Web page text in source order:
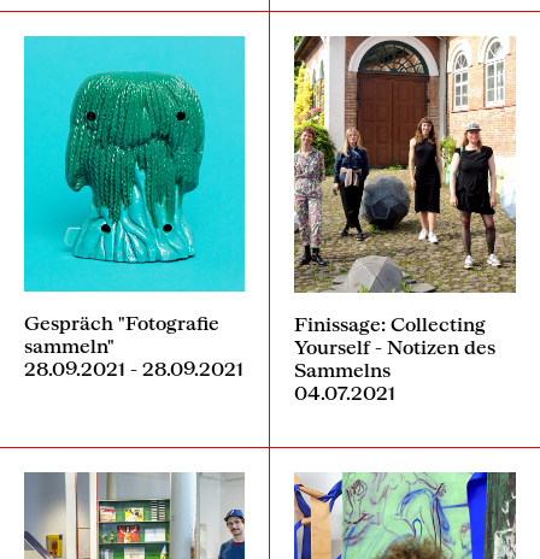
Gespräch "Fotografie
sammeln"
28.09.2021 - 28.09.2021
Finissage: Collecting
Yourself - Notizen des
Sammelns
04.07.2021